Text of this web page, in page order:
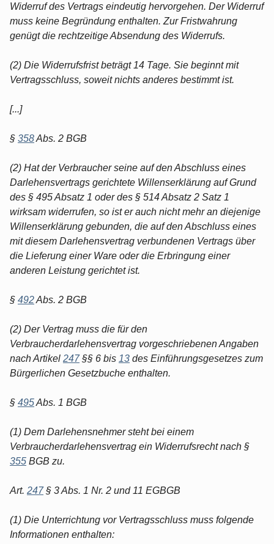
Widerruf des Vertrags eindeutig hervorgehen. Der Widerruf
muss keine Begründung enthalten. Zur Fristwahrung
genügt die rechtzeitige Absendung des Widerrufs.
(2) Die Widerrufsfrist beträgt 14 Tage. Sie beginnt mit
Vertragsschluss, soweit nichts anderes bestimmt ist.
[...]
§ 358Abs. 2 BGB
(2) Hat der Verbraucher seine auf den Abschluss eines
Darlehensvertrags gerichtete Willenserklärung auf Grund
des § 495 Absatz 1 oder des § 514 Absatz 2 Satz 1
wirksam widerrufen, so ist er auch nicht mehr an diejenige
Willenserklärung gebunden, die auf den Abschluss eines
mit diesem Darlehensvertrag verbundenen Vertrags über
die Lieferung einer Ware oder die Erbringung einer
anderen Leistung gerichtet ist.
§ 492Abs. 2 BGB
(2) Der Vertrag muss die für den
Verbraucherdarlehensvertrag vorgeschriebenen Angaben
nach Artikel 247§§ 6 bis 13 des Einführungsgesetzes zum
Bürgerlichen Gesetzbuche enthalten.
§ 495Abs. 1 BGB
(1) Dem Darlehensnehmer steht bei einem
Verbraucherdarlehensvertrag ein Widerrufsrecht nach §
355 BGB zu.
Art. 247§ 3 Abs. 1 Nr. 2 und 11 EGBGB
(1) Die Unterrichtung vor Vertragsschluss muss folgende
Informationen enthalten: